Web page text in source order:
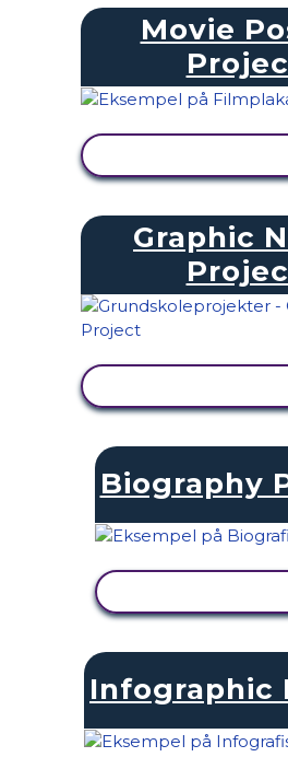
Movie
Graphic
Biography
Infographic